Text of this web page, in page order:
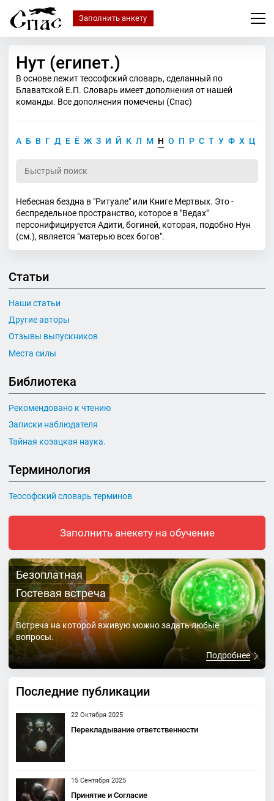
Заполнить анкету
Нут (египет.)
В основе лежит теософский словарь, сделанный по
Блаватской Е.П. Словарь имеет дополнения от нашей
команды. Все дополнения помечены (Спас)
А Б В Г Д Е Ё Ж З И Й К Л М Н О П Р С Т У Ф Х Ц
Небесная бездна в "Ритуале" или Книге Мертвых. Это -
беспредельное пространство, которое в "Ведах"
персонифицируется Адити, богиней, которая, подобно Нун
(см.), является "матерью всех богов".
Статьи
Наши статьи
Другие авторы
Отзывы выпускников
Места силы
Библиотека
Рекомендовано к чтению
Записки наблюдателя
Тайная козацкая наука.
Терминология
Теософский словарь терминов
Заполнить анекету на обучение
Безоплатная
Гостевая встреча
Встреча на которой вживую можно задать любые
вопросы.
Подробнее
Последние публикации
22 Октября 2025
Перекладывание ответственности
15 Сентября 2025
Принятие и Согласие